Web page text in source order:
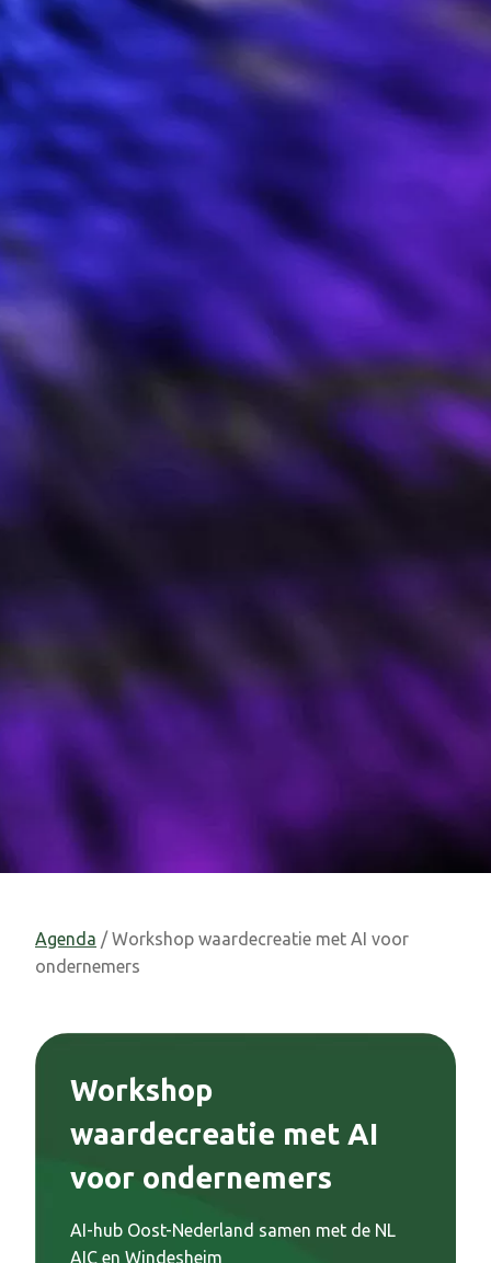
Agenda / Workshop waardecreatie met AI voor
ondernemers
Workshop
waardecreatie met AI
voor ondernemers
AI-hub Oost-Nederland samen met de NL
AIC en Windesheim